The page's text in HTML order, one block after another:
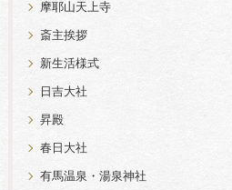
摩耶山天上寺
斎主挨拶
新生活様式
日吉大社
昇殿
春日大社
有馬温泉・湯泉神社